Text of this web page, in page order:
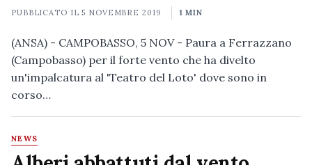
PUBBLICATO IL5 NOVEMBRE 2019 1 MIN
(ANSA) - CAMPOBASSO, 5 NOV - Paura a Ferrazzano
(Campobasso) per il forte vento che ha divelto
un'impalcatura al 'Teatro del Loto' dove sono in
corso…
NEWS